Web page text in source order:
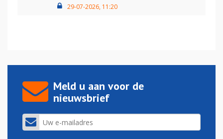
29-07-2026, 11:20
Meld u aan voor de
nieuwsbrief